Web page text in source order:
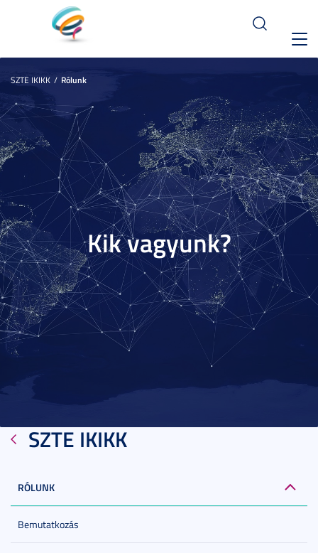
SZTE IKIKK Rólunk
Kik vagyunk?
SZTE IKIKK
RÓLUNK
Bemutatkozás